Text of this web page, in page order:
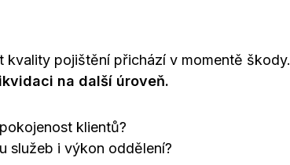
kvality pojištění přichází v momentě škody.
na další úroveň.
klientů?
služeb i výkon oddělení?